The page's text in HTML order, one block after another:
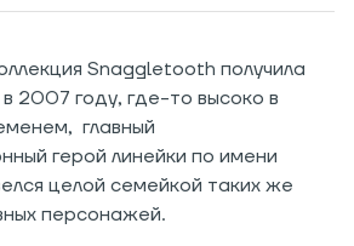
Snaggletooth получила
2007 году, где-то высоко в
главный
герой линейки по имени
целой семейкой таких же
персонажей.